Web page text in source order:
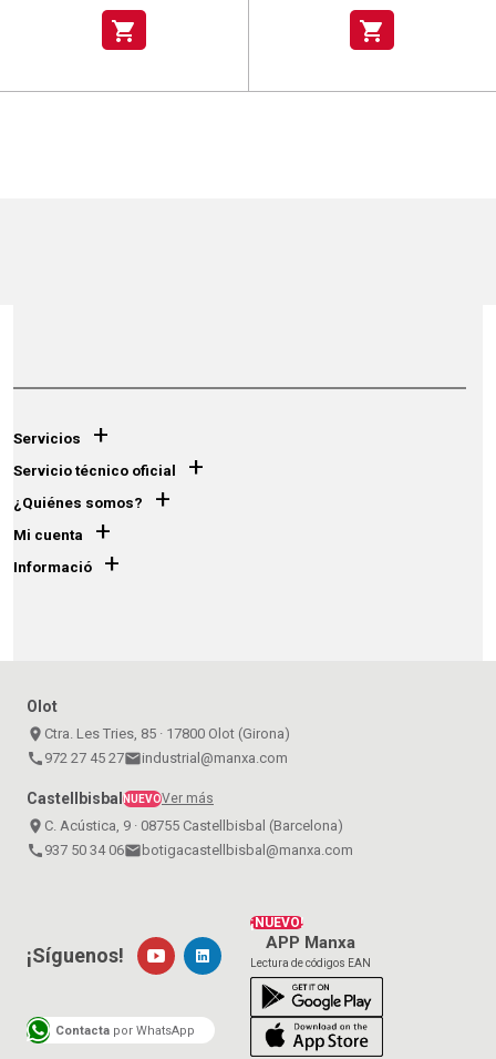
shopping_cart shopping_cart
Servicios +
Servicio técnico oficial +
¿Quiénes somos? +
Mi cuenta +
Informació +
Olot
place Ctra. Les Tries, 85 · 17800 Olot (Girona)
call 972 27 45 27emailindustrial@manxa.com
Castellbisbal NUEVOVer más
place C. Acústica, 9 · 08755 Castellbisbal (Barcelona)
call 937 50 34 06emailbotigacastellbisbal@manxa.com
¡NUEVO!
APP Manxa
Lectura de códigos EAN
¡Síguenos!
Contacta por WhatsApp